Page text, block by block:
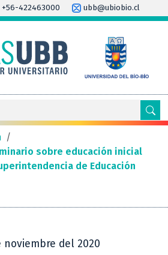
422463000 ubb@ubiobio.cl
/
sobre educación inicial
de Educación
noviembre del 2020